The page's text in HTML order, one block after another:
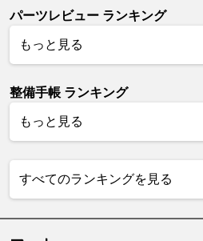
パーツレビュー ランキング
もっと見る
整備手帳 ランキング
もっと見る
すべてのランキングを見る